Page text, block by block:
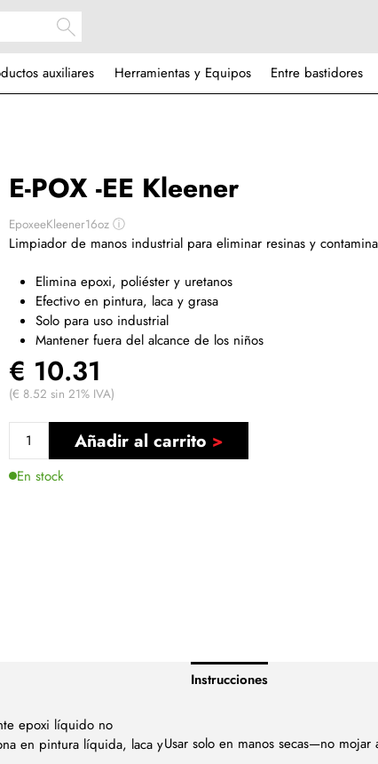
auxiliares Herramientas y Equipos Entre bastidores
E-POX -EE Kleener
EpoxeeKleener16ozⓘ
Limpiador de manos industrial para eliminar resinas y
Elimina epoxi, poliéster y uretanos
Efectivo en pintura, laca y grasa
Solo para uso industrial
Mantener fuera del alcance de los niños
€ 10.31
(€ 8.52 sin 21% IVA)
Añadir al carrito
En stock
Instrucciones
epoxi líquido no
en pintura líquida, laca yUsar solo en manos secas—no